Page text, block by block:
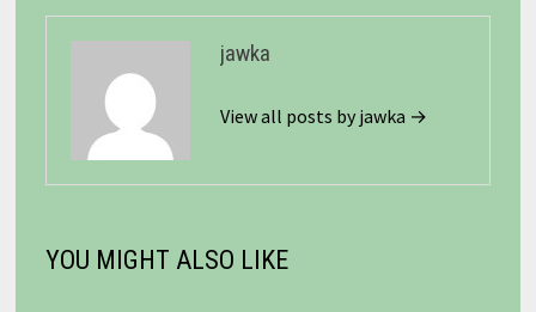
jawka
View all posts by jawka →
YOU MIGHT ALSO LIKE